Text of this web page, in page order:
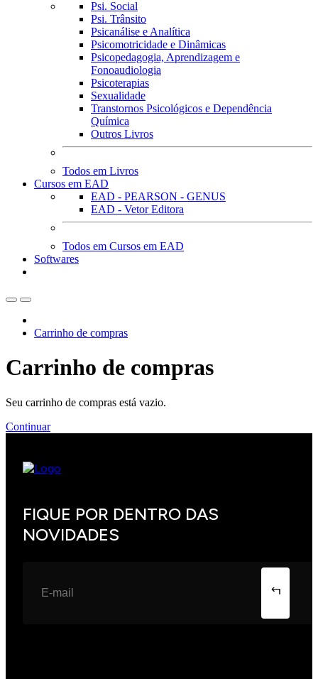
Psi. Social
Psi. Trânsito
Psicanálise e Analítica
Psicomotricidade e Dinâmicas
Psicopedagogia, Aprendizagem e
Fonoaudiologia
Psicoterapias
Sexualidade
Transtornos Psicológicos e Dependência
Química
Outros Livros
Todos em Livros
Cursos em EAD
EAD - PEARSON - GENUS
EAD - Vetor Editora
Todos em Cursos em EAD
Softwares
Carrinho de compras
Carrinho de compras
Seu carrinho de compras está vazio.
Continuar
FIQUE POR DENTRO DAS
NOVIDADES